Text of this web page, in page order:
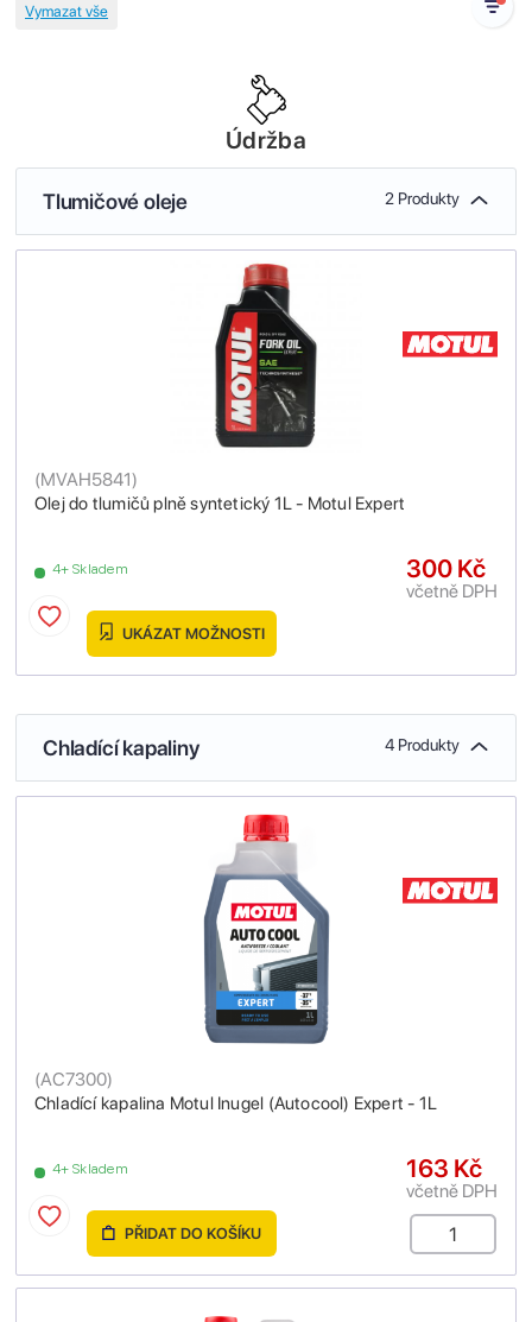
Údržba
Tlumičové oleje 2 Produkty
Olej do tlumičů plně syntetický 1L - Motul Expert
(MVAH5841)
4+ Skladem 300 Kč
včetně DPH
UKÁZAT MOŽNOSTI
Chladící kapaliny 4 Produkty
Chladící kapalina Motul Inugel (Autocool) Expert - 1L
(AC7300)
4+ Skladem 163 Kč
včetně DPH
PŘIDAT DO KOŠÍKU